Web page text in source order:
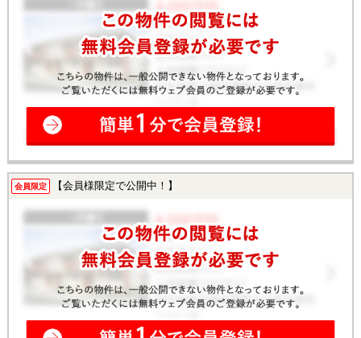
会員限定 【会員様限定で公開中！】